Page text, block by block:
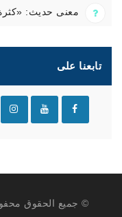
معنى حديث:
تابعنا على
© جميع الحقوق محفوظة 2016 - موسوعة فتاوى